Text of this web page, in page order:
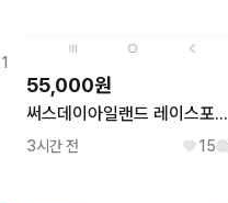
1
55,000원
써스데이아일랜드 레이스포인트솔리드원피스
3시간 전 15